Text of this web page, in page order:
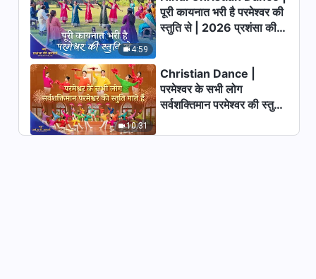
4:59
पूरी कायनात भरी है परमेश्वर की
स्तुति से | 2026 प्रशंसा की
10:31
Christian Dance |
परमेश्वर के सभी लोग
सर्वशक्तिमान परमेश्वर की स्तुति
आवाजें